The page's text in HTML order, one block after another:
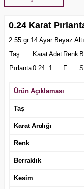
0.24 Karat
2.55 gr 14 Ayar Beyaz
Taş
KaratAdet Renk
Pırlanta0.24 1 F SI
Ürün Açıklaması
Taş
Karat Aralığı
Renk
Berraklık
Kesim